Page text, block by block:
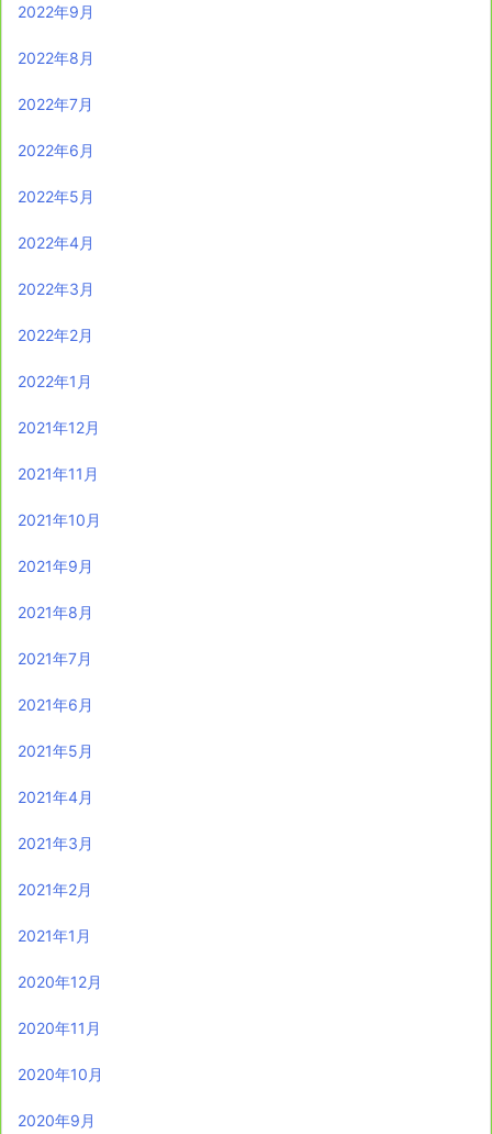
2022年9月
2022年8月
2022年7月
2022年6月
2022年5月
2022年4月
2022年3月
2022年2月
2022年1月
2021年12月
2021年11月
2021年10月
2021年9月
2021年8月
2021年7月
2021年6月
2021年5月
2021年4月
2021年3月
2021年2月
2021年1月
2020年12月
2020年11月
2020年10月
2020年9月